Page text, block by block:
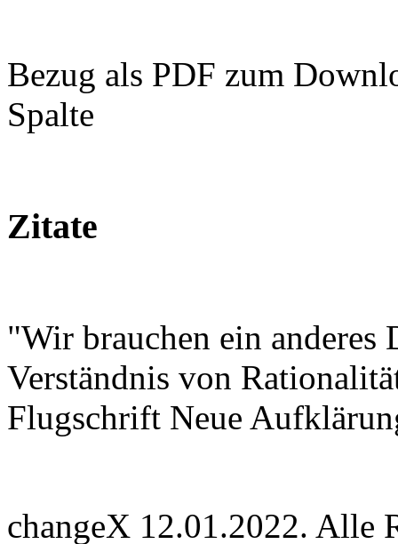
Bezug als PDF zum
Spalte
Zitate
"Wir brauchen ein anderes
Verständnis von
Flugschrift Neue
changeX 12.01.2022. Alle